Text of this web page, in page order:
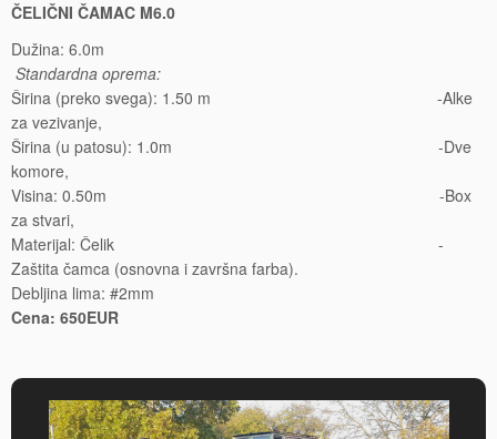
ČELIČNI ČAMAC M6.0
Dužina: 6.0m
Standardna oprema:
Širina (preko svega): 1.50 m -Alke
za vezivanje,
Širina (u patosu): 1.0m -Dve
komore,
Visina: 0.50m -Box
za stvari,
Materijal: Čelik -
Zaštita čamca (osnovna i završna farba).
Debljina lima: #2mm
Cena: 650EUR